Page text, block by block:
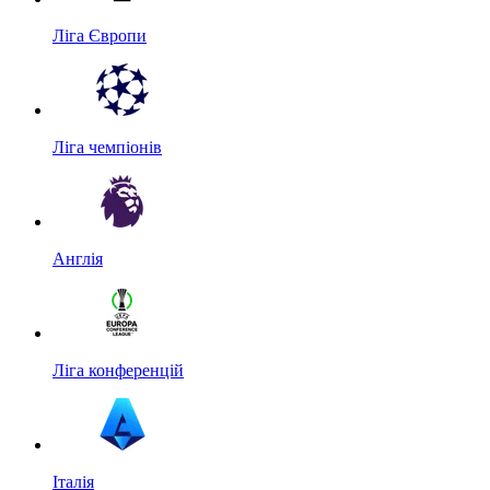
Ліга Європи
Ліга чемпіонів
Англія
Ліга конференцій
Італія